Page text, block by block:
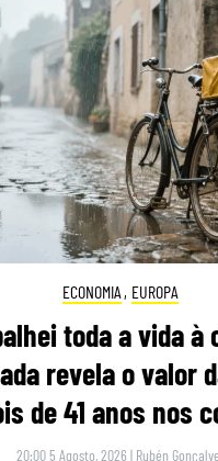
ECONOMIA , EUROPA
toda a vida à
revela o valor
de 41 anos nos
20:00 5 Agosto, 2026 | Rubén